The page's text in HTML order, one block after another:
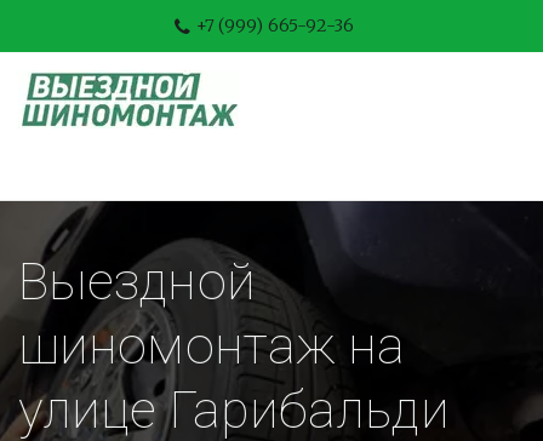
+7 (999) 665-92-36
Выездной
шиномонтаж на
улице Гарибальди